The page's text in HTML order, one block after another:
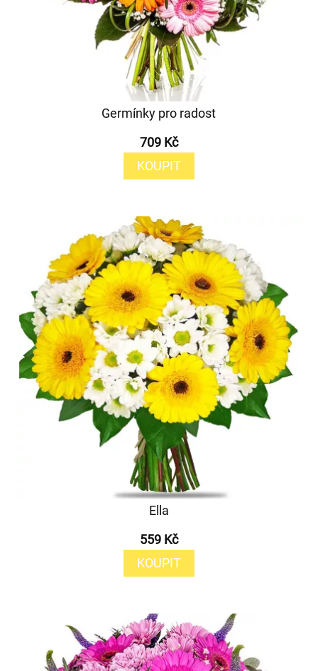
Germínky pro radost
709 Kč
KOUPIT
Ella
559 Kč
KOUPIT